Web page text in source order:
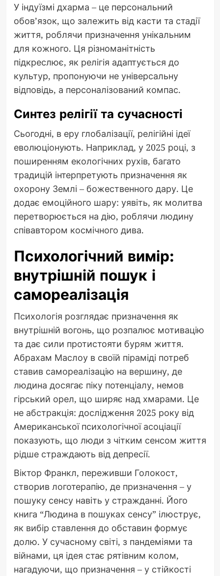
У індуїзмі дхарма – це персональний
обов’язок, що залежить від касти та стадії
життя, роблячи призначення унікальним
для кожного. Ця різноманітність
підкреслює, як релігія адаптується до
культур, пропонуючи не універсальну
відповідь, а персоналізований компас.
Синтез релігії та сучасності
Сьогодні, в еру глобалізації, релігійні ідеї
еволюціонують. Наприклад, у 2025 році, з
поширенням екологічних рухів, багато
традицій інтерпретують призначення як
охорону Землі – божественного дару. Це
додає емоційного шару: уявіть, як молитва
перетворюється на дію, роблячи людину
співавтором космічного дива.
Психологічний вимір:
внутрішній пошук і
самореалізація
Психологія розглядає призначення як
внутрішній вогонь, що розпалює мотивацію
та дає сили протистояти бурям життя.
Абрахам Маслоу в своїй піраміді потреб
ставив самореалізацію на вершину, де
людина досягає піку потенціалу, немов
гірський орел, що ширяє над хмарами. Це
не абстракція: дослідження 2025 року від
Американської психологічної асоціації
показують, що люди з чітким сенсом життя
рідше страждають від депресії.
Віктор Франкл, переживши Голокост,
створив логотерапію, де призначення – у
пошуку сенсу навіть у стражданні. Його
книга “Людина в пошуках сенсу” ілюструє,
як вибір ставлення до обставин формує
долю. У сучасному світі, з пандеміями та
війнами, ця ідея стає рятівним колом,
нагадуючи, що призначення – у стійкості